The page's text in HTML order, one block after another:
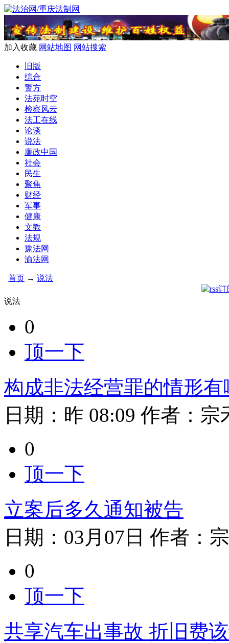
加入收藏 网站地图 网站搜索
旧版
综合
警方
法苑时空
检察风云
法工在线
论谈
说法
廉政中国
社会
民生
聚焦
财经
军事
健康
文教
法规
豫法网
渝法网
首页 → 说法
说法
0
顶一下
构成非法经营罪的情形有
日期： 昨 08:09 作者： 宗
0
顶一下
立案后多久通知被告
日期： 03月07日 作者：
0
顶一下
共享汽车出事故 折旧费